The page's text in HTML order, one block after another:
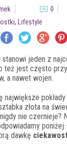
0
, Lifestyle
jeden z
też jest często
a nawet wojen.
największe pokłady
złota na
nie czernieje?
poniżej
dawkę